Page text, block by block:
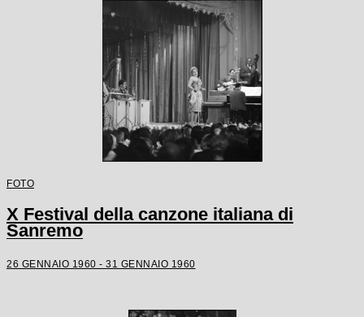
FOTO
X Festival della canzone italiana di
Sanremo
26 GENNAIO 1960 - 31 GENNAIO 1960